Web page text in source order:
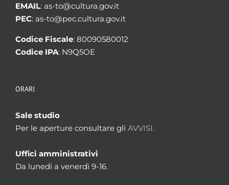
EMAIL: as-to@cultura.gov.it
PEC: as-to@pec.cultura.gov.it
Codice Fiscale: 80090580012
Codice IPA: N9Q5OE
ORARI
Sale studio
Per le aperture consultare gli AVVISI.
Uffici amministrativi
Da lunedì a venerdì 9-16.